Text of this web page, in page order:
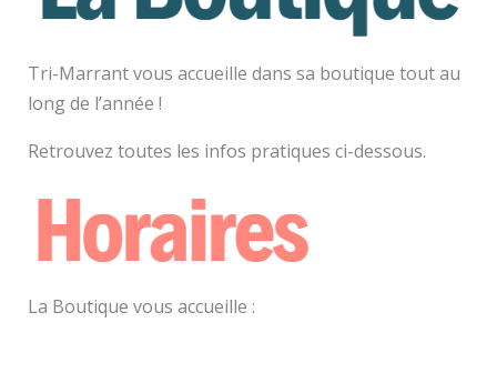
Tri-Marrant vous accueille dans sa boutique tout au
long de l’année !
Retrouvez toutes les infos pratiques ci-dessous.
La Boutique vous accueille :